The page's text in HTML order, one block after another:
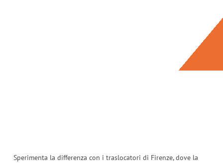
Sperimenta la differenza con i traslocatori di Firenze, dove la